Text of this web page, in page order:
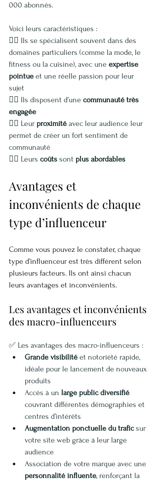
000 abonnés.
Voici leurs caractéristiques :
👉🏽 Ils se spécialisent souvent dans des
domaines particuliers (comme la mode, le
fitness ou la cuisine), avec une expertise
pointue et une réelle passion pour leur
sujet
👉🏽 Ils disposent d’une communauté très
engagée
👉🏽 Leur proximité avec leur audience leur
permet de créer un fort sentiment de
communauté
👉🏽 Leurs coûts sont plus abordables
Avantages et
inconvénients de chaque
type d’influenceur
Comme vous pouvez le constater, chaque
type d’influenceur est très différent selon
plusieurs facteurs. Ils ont ainsi chacun
leurs avantages et inconvénients.
Les avantages et inconvénients
des macro-influenceurs
✅ Les avantages des macro-influenceurs :
Grande visibilité et notoriété rapide,
idéale pour le lancement de nouveaux
produits
Accès à un large public diversifié
couvrant différentes démographies et
centres d’intérêts
Augmentation ponctuelle du trafic sur
votre site web grâce à leur large
audience
Association de votre marque avec une
personnalité influente, renforçant la